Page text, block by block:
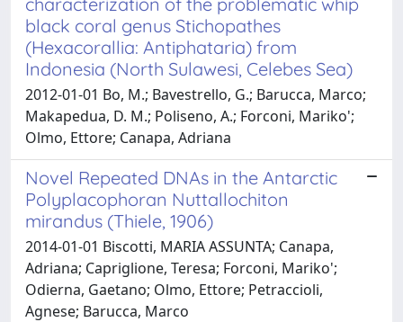
black coral genus Stichopathes
(Hexacorallia: Antiphataria) from
Indonesia (North Sulawesi, Celebes Sea)
2012-01-01 Bo, M.; Bavestrello, G.; Barucca, Marco;
Makapedua, D. M.; Poliseno, A.; Forconi, Mariko';
Olmo, Ettore; Canapa, Adriana
Novel Repeated DNAs in the Antarctic
Polyplacophoran Nuttallochiton
mirandus (Thiele, 1906)
2014-01-01 Biscotti, MARIA ASSUNTA; Canapa,
Adriana; Capriglione, Teresa; Forconi, Mariko';
Odierna, Gaetano; Olmo, Ettore; Petraccioli,
Agnese; Barucca, Marco